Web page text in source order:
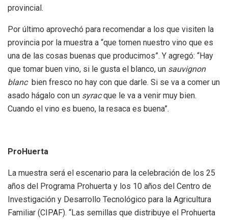
provincial.
Por último aprovechó para recomendar a los que visiten la
provincia por la muestra a “que tomen nuestro vino que es
una de las cosas buenas que producimos”. Y agregó: “Hay
que tomar buen vino, si le gusta el blanco, un sauvignon
blancbien fresco no hay con que darle. Si se va a comer un
asado hágalo con un syracque le va a venir muy bien.
Cuando el vino es bueno, la resaca es buena”.
ProHuerta
La muestra será el escenario para la celebración de los 25
años del Programa Prohuerta y los 10 años del Centro de
Investigación y Desarrollo Tecnológico para la Agricultura
Familiar (CIPAF). “Las semillas que distribuye el Prohuerta